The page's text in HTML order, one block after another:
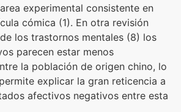
experimental consistente en
cómica (1). En otra revisión
los trastornos mentales (8) los
parecen estar menos
la población de origen chino, lo
explicar la gran reticencia a
afectivos negativos entre esta